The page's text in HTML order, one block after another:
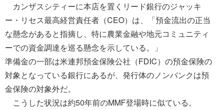
カンザスシティーに本店を置くリード銀行のジャッキ
ー・リセス最高経営責任者（CEO）は、「預金流出の正当
な懸念があると指摘し、特に農業金融や地元コミュニティ
ーでの資金調達を巡る懸念を示している。」
準備金の一部は米連邦預金保険公社（FDIC）の預金保険の
対象となっている銀行にあるが、発行体のノンバンクは預
金保険の対象外だ。
こうした状況は約50年前のMMF登場時に似ている。